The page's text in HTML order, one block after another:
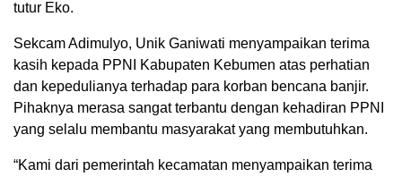
tutur Eko.
Sekcam Adimulyo, Unik Ganiwati menyampaikan terima
kasih kepada PPNI Kabupaten Kebumen atas perhatian
dan kepedulianya terhadap para korban bencana banjir.
Pihaknya merasa sangat terbantu dengan kehadiran PPNI
yang selalu membantu masyarakat yang membutuhkan.
“Kami dari pemerintah kecamatan menyampaikan terima